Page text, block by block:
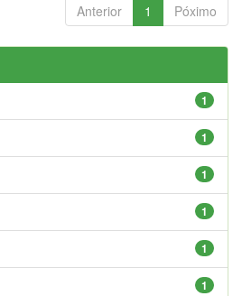
Anterior 1 Póximo
1
1
1
1
1
1